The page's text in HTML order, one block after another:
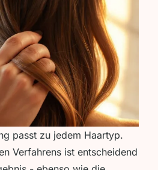
passt zu jedem Haartyp.
Verfahrens ist entscheidend